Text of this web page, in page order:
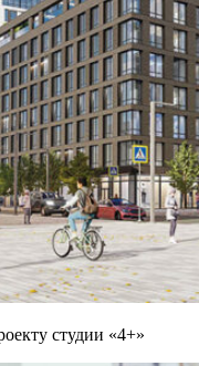
студии «4+»